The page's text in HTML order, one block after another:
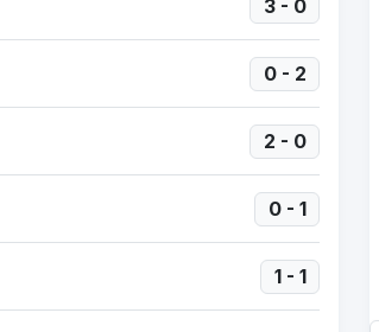
3 - 0
0 - 2
2 - 0
0 - 1
1 - 1